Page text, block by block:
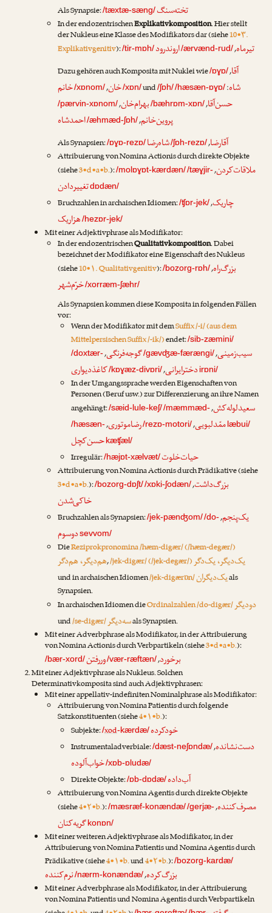
Als Synapsie:/tæxtæ-sæng/تخته‌سنگ
In der endozentrischenExplikativkomposition. Hier stellt
der Nukleus eine Klasse des Modifikators dar (siehe10•۳.
Explikativgenitiv):/tir-mɒh/ تیرماه,
/ærvænd-rud/اروندرود
Dazu gehören auch Komposita mit Nuklei wie/ɒɣɒ/ آقا,
/xɒn/خان,
/xɒnom/خانم und/ʃɒh/ شاه:
/hæsæn-ɒɣɒ/
حسن‌آقا,
/bæhrɒm-xɒn/ بهرام‌خان,
/pærvin-xɒnom/
پروین‌خانم,
/æhmæd-ʃɒh/احمدشاه
Als Synapsien:/ɒɣɒ-rezɒ/ آقارضا,
/ʃɒh-rezɒ/شاه‌رضا
Attribuierung von Nomina Actionis durch direkte Objekte
(siehe3•d•a•b.):/molɒɣɒt-kærdæn/ ملاقات‌کردن,
/tæɣjir-
dɒdæn/تغییردادن
Bruchzahlen in archaischen Idiomen:/ʧɒr-jek/ چاریک,
/hezɒr-jek/ هزاریک
Mit einer Adjektivphrase als Modifikator:
In der endozentrischenQualitativkomposition. Dabei
bezeichnet der Modifikator eine Eigenschaft des Nukleus
(siehe10•۱. Qualitativgenitiv):/bozorg-rɒh/ بزرگ‌راه,
/xorræm-ʃæhr/خرّم‌شهر
Als Synapsien kommen diese Komposita in folgenden Fällen
vor:
Wenn der Modifikator mit demSuffix /-i/ (aus dem
Mittelpersischen Suffix /-ik/)endet:/sib-zæmini/
سیب‌زمینی,
/gævʤæ-færængi/گوجه‌فرنگی,
/doxtær-
irɒni/دخترایرانی,
/kɒɣæz-divɒri/کاغذدیواری
In der Umgangssprache werden Eigenschaften von
Personen (Beruf usw.) zur Differenzierung an ihre Namen
angehängt:/sæid-lule-keʃ/ سعیدلوله‌کش,
/mæmmæd-
læbui/ممّدلبویی,
/rezɒ-motori/رضا‌موتوری,
/hæsæn-
kæʧæl/حسن‌کچل
Irregulär:/hæjɒt-xælvæt/حیات‌خلوت
Attribuierung von Nomina Actionis durch Prädikative (siehe
3•d•a•b.):/bozorg-dɒʃt/ بزرگ‌داشت,
/xɒki-ʃodæn/
خاکی‌شدن
Bruchzahlen als Synapsien:/jek-pænʤom/ یک‌پنجم,
/do-
sevvom/دوسوم
DieReziprokpronomina /hæm-digær/ (/hæm-degær/)
هم‌دیگر، هم‌دگر,/jek-digær/ (/jek-degær/)یک‌دیگر، یک‌دگر
und in archaischen Idiomen/jek-digærɒn/یک‌دیگرانals
Synapsien.
In archaischen Idiomen dieOrdinalzahlen /do-digær/دودیگر
und/se-digær/سه‌دیگرals Synapsien.
Mit einer Adverbphrase als Modifikator, in der Attribuierung
von Nomina Actionis durch Verbpartikeln (siehe3•d•a•b.):
/bær-xord/ برخورد,
/vær-ræftæn/وررفتن
Mit einer Adjektivphrase als Nukleus. Solchen
Determinativkomposita sind auch Adjektivphrasen:
Mit einer appellativ-indefiniten Nominalphrase als Modifikator:
Attribuierung von Nomina Patientis durch folgende
Satzkonstituenten (siehe4•۱•b.):
Subjekte:/xod-kærdæ/خودکرده
Instrumentaladverbiale:/dæst-neʃɒndæ/ دست‌نشانده,
/xɒb-ɒludæ/خواب‌آلوده
Direkte Objekte:/ɒb-dɒdæ/آب‌داده
Attribuierung von Nomina Agentis durch direkte Objekte
(siehe4•۲•b.):/mæsræf-konændæ/ مصرف‌کننده,
/gerjæ-
konɒn/گریه‌کنان
Mit einer weiteren Adjektivphrase als Modifikator, in der
Attribuierung von Nomina Patientis und Nomina Agentis durch
Prädikative (siehe4•۱•b.und4•۲•b.):/bozorg-kardæ/
بزرگ‌کرده,
/nærm-konændæ/نرم‌کننده
Mit einer Adverbphrase als Modifikator, in der Attribuierung
von Nomina Patientis und Nomina Agentis durch Verbpartikeln